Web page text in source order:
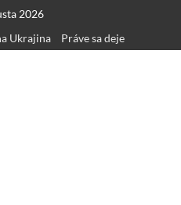
2026
Ukrajina Práve sa deje